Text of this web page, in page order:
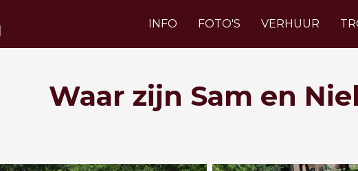
INFO FOTO'S VERHUUR
Waar zijn Sam en